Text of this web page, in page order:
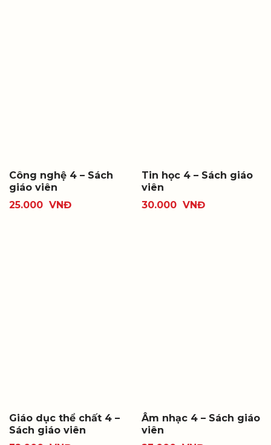
Công nghệ 4 – Sách
giáo viên
25.000 VNĐ
Tin học 4 – Sách giáo
viên
30.000 VNĐ
Giáo dục thể chất 4 –
Sách giáo viên
Âm nhạc 4 – Sách giáo
viên